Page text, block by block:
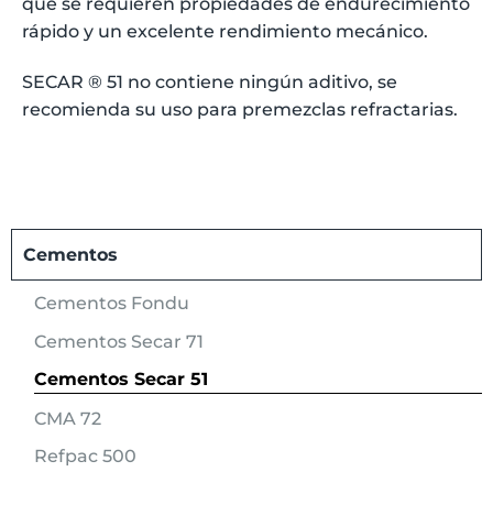
Cementos
Cementos Fondu
Cementos Secar 71
Cementos Secar 51
CMA 72
Refpac 500
rápido y un excelente rendimiento mecánico.
SECAR ® 51 no contiene ningún aditivo, se
recomienda su uso para premezclas refractarias.